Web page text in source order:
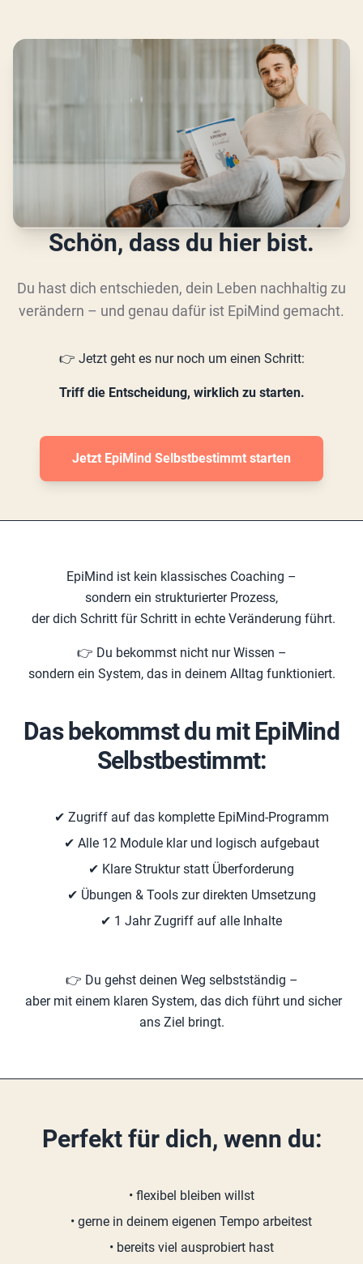
Schön, dass du hier bist.
Du hast dich entschieden, dein Leben nachhaltig zu
verändern – und genau dafür ist EpiMind gemacht.
👉 Jetzt geht es nur noch um einen Schritt:
Triff die Entscheidung, wirklich zu starten.
Jetzt EpiMind Selbstbestimmt starten
EpiMind ist kein klassisches Coaching –
sondern ein strukturierter Prozess,
der dich Schritt für Schritt in echte Veränderung führt.
👉 Du bekommst nicht nur Wissen –
sondern ein System, das in deinem Alltag funktioniert.
Das bekommst du mit EpiMind
Selbstbestimmt:
✔ Zugriff auf das komplette EpiMind-Programm
✔ Alle 12 Module klar und logisch aufgebaut
✔ Klare Struktur statt Überforderung
✔ Übungen & Tools zur direkten Umsetzung
✔ 1 Jahr Zugriff auf alle Inhalte
👉 Du gehst deinen Weg selbstständig –
aber mit einem klaren System, das dich führt und sicher
ans Ziel bringt.
Perfekt für dich, wenn du:
• flexibel bleiben willst
• gerne in deinem eigenen Tempo arbeitest
• bereits viel ausprobiert hast